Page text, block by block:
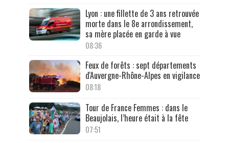
Lyon : une fillette de 3 ans retrouvée
morte dans le 8e arrondissement,
sa mère placée en garde à vue
08:36
Feux de forêts : sept départements
d'Auvergne-Rhône-Alpes en vigilance
08:18
Tour de France Femmes : dans le
Beaujolais, l’heure était à la fête
07:51